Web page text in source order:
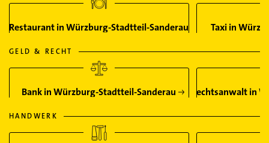
Restaurant in Würzburg-Stadtteil-Sanderau Taxi in
GELD & RECHT
Bank in Würzburg-Stadtteil-Sanderau Rechtsanwalt in
HANDWERK